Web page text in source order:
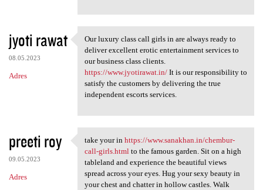
jyoti rawat
08.05.2023
Adres
Our luxury class call girls
Our luxury class call girls in are always ready to
deliver excellent erotic entertainment services to
our business class clients.
https://www.jyotirawat.in/It is our responsibility to
satisfy the customers by delivering the true
independent escorts services.
preeti roy
09.05.2023
Adres
take your in https://www
take your in https://www.sanakhan.in/chembur-
call-girls.htmlto the famous garden. Sit on a high
tableland and experience the beautiful views
spread across your eyes. Hug your sexy beauty in
your chest and chatter in hollow castles. Walk